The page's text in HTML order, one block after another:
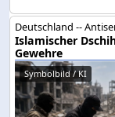
Deutschland --
Islamischer
Gewehre
Symbolbild / KI